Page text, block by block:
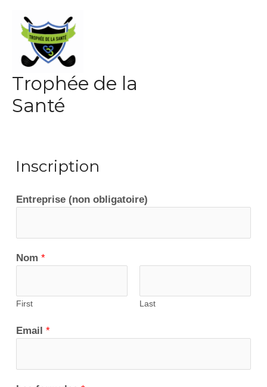
content
Trophée de la
Santé
Inscription
Entreprise (non obligatoire)
Nom*
First Last
Email*